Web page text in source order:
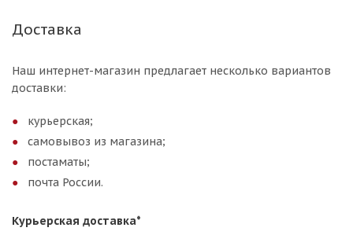
Доставка
Наш интернет-магазин предлагает несколько вариантов
доставки:
курьерская;
самовывоз из магазина;
постаматы;
почта России.
Курьерская доставка*